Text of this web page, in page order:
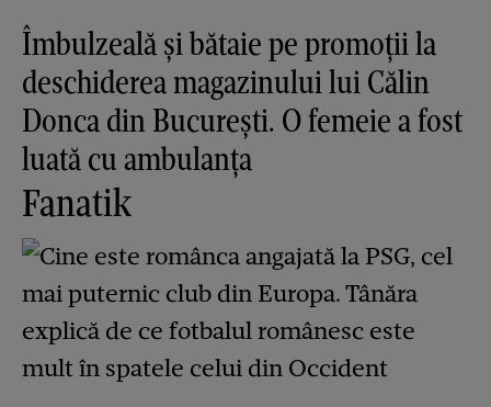
Îmbulzeală și bătaie pe promoții la
deschiderea magazinului lui Călin
Donca din București. O femeie a fost
luată cu ambulanța
Fanatik